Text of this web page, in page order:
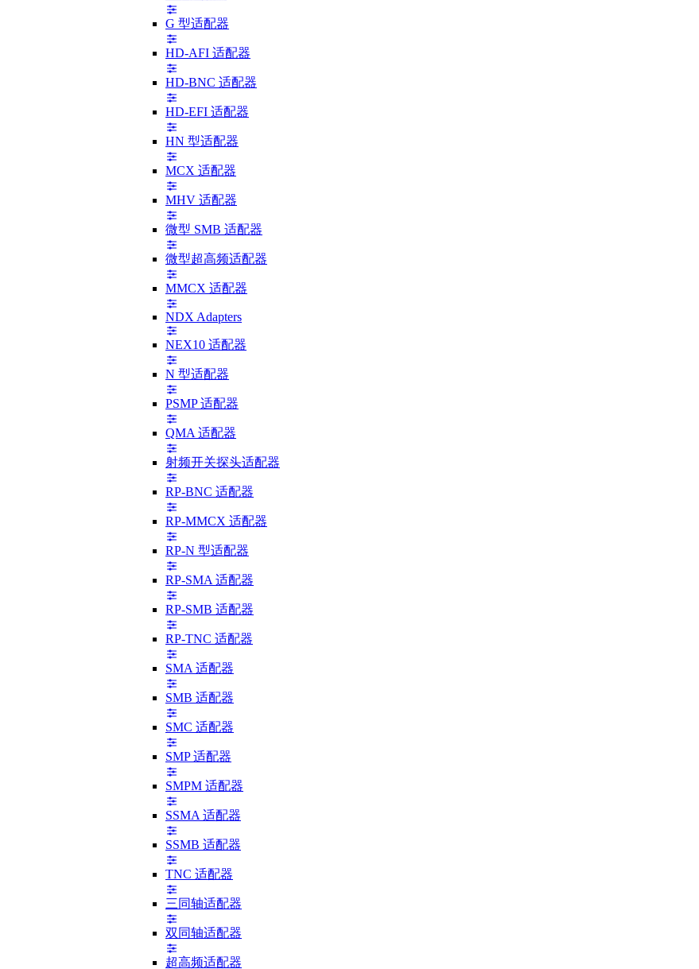
G 型适配器
HD-AFI 适配器
HD-BNC 适配器
HD-EFI 适配器
HN 型适配器
MCX 适配器
MHV 适配器
微型 SMB 适配器
微型超高频适配器
MMCX 适配器
NDX Adapters
NEX10 适配器
N 型适配器
PSMP 适配器
QMA 适配器
射频开关探头适配器
RP-BNC 适配器
RP-MMCX 适配器
RP-N 型适配器
RP-SMA 适配器
RP-SMB 适配器
RP-TNC 适配器
SMA 适配器
SMB 适配器
SMC 适配器
SMP 适配器
SMPM 适配器
SSMA 适配器
SSMB 适配器
TNC 适配器
三同轴适配器
双同轴适配器
超高频适配器